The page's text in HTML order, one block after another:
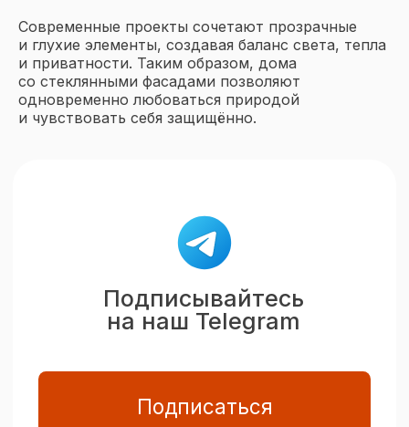
Современные проекты сочетают прозрачные
и глухие элементы, создавая баланс света, тепла
и приватности. Таким образом, дома
со стеклянными фасадами позволяют
одновременно любоваться природой
и чувствовать себя защищённо.